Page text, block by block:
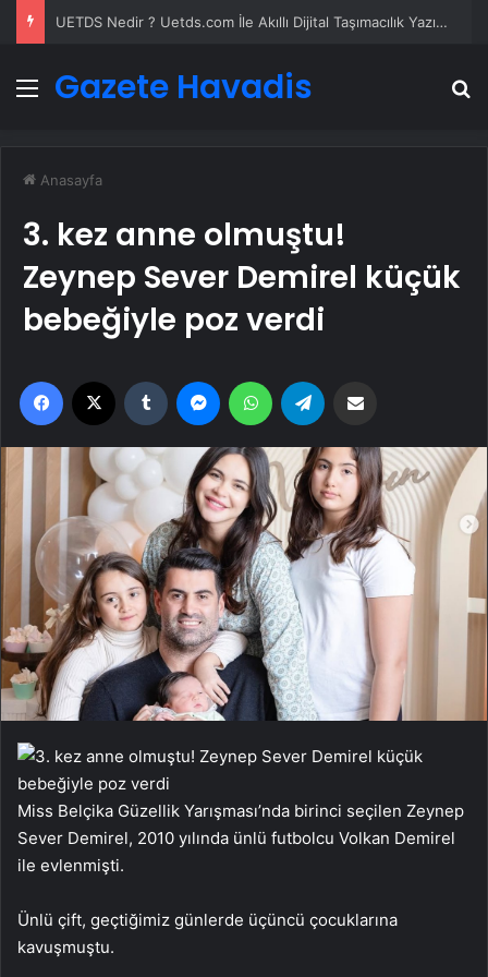
UETDS Nedir ? Uetds.com İle Akıllı Dijital Taşımacılık Yazılımı
Menü
Gazete Havadis
Anasayfa
3. kez anne olmuştu!
Zeynep Sever Demirel küçük
bebeğiyle poz verdi
Facebook Tumblr MessengerWhatsApp
Miss Belçika Güzellik Yarışması’nda birinci seçilen Zeynep
Sever Demirel, 2010 yılında ünlü futbolcu Volkan Demirel
ile evlenmişti.
Ünlü çift, geçtiğimiz günlerde üçüncü çocuklarına
kavuşmuştu.